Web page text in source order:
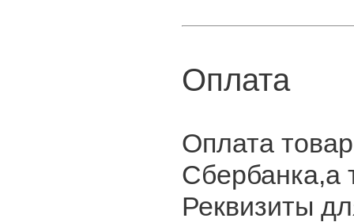
Оплата
Оплата
Сбербанка,а
Реквизиты